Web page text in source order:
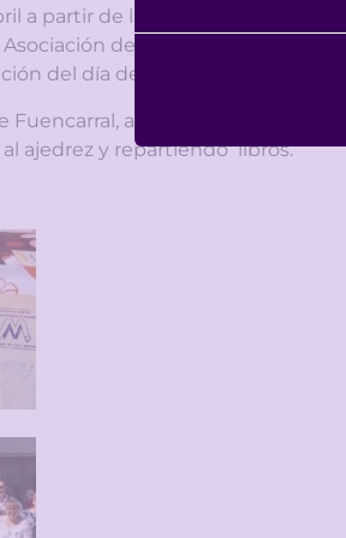
a partir de las 12 h. tendrá lugar
de vecinos El Organillo
del día del libro.
Fuencarral, a la altura de los
ajedrez y repartiendo libros.